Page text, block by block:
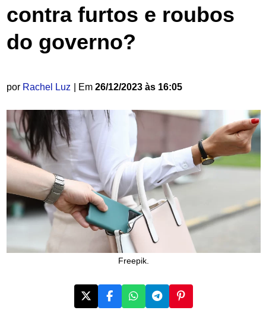
contra furtos e roubos
do governo?
por Rachel Luz | Em 26/12/2023 às 16:05
Freepik.